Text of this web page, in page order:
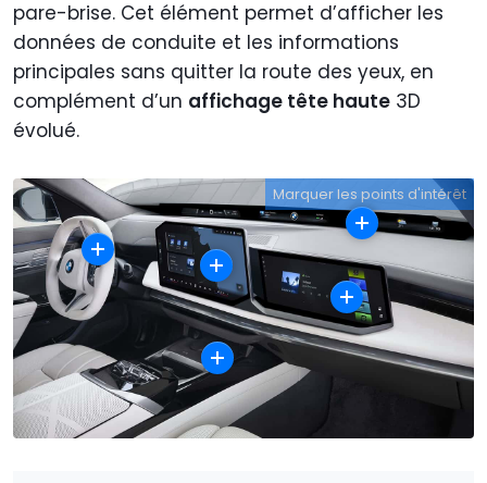
pare-brise. Cet élément permet d’afficher les
données de conduite et les informations
principales sans quitter la route des yeux, en
complément d’un affichage tête haute 3D
évolué.
Marquer les points d'intérêt